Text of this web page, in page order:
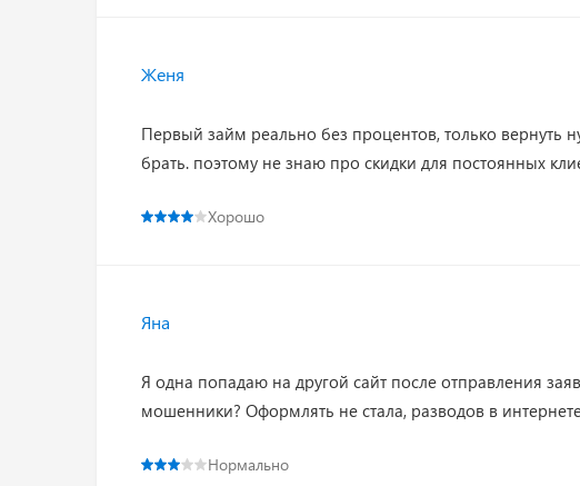
Женя
Первый займ реально без процентов, только вернуть
брать. поэтому не знаю про скидки для постоянных
Хорошо
Яна
Я одна попадаю на другой сайт после отправления
мошенники? Оформлять не стала, разводов в интернете
Нормально